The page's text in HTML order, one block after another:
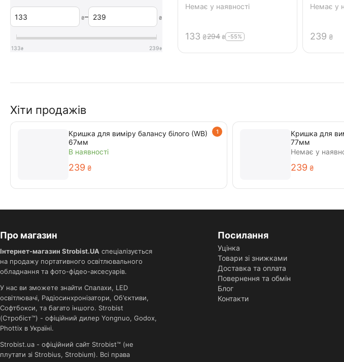
Немає у наявності
‍133‍ ₴‍294‍ ₴ -55%
Немає у
‍239‍ ₴
₴– ₴
133₴ 239₴
Хіти продажів
1
Кришка для виміру балансу білого (WB)
67мм
В наявності
‍239‍ ₴
Кришка для
77мм
Немає у
‍239‍ ₴
Про магазин
Інтернет-магазин Strobist.UA спеціалізується
на продажу портативного освітлювального
обладнання та фото-фідео-аксесуарів.
У нас ви зможете знайти Спалахи, LED
освітлювачі, Радіосинхронізатори, Об'єктиви,
Софтбокси, та багато іншого. Strobist
(Стробіст™) - офіційний дилер Yongnuo, Godox,
Phottix в Україні.
Strobist.ua - офіційний сайт Strobist™ (не
плутати зі Strobius, Strobium). Всі права
Посилання
Уцінка
Товари зі знижками
Доставка та оплата
Повернення та обмін
Блог
Контакти